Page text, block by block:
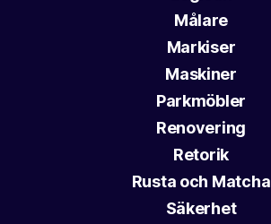
Målare
Markiser
Maskiner
Parkmöbler
Renovering
Retorik
Rusta och Matcha
Säkerhet